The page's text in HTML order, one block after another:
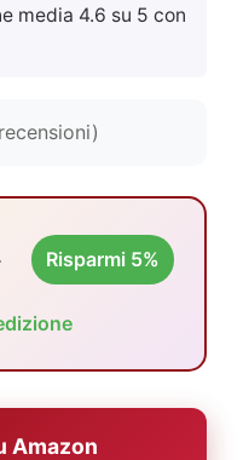
media 4.6 su 5 con
Risparmi 5%
Amazon